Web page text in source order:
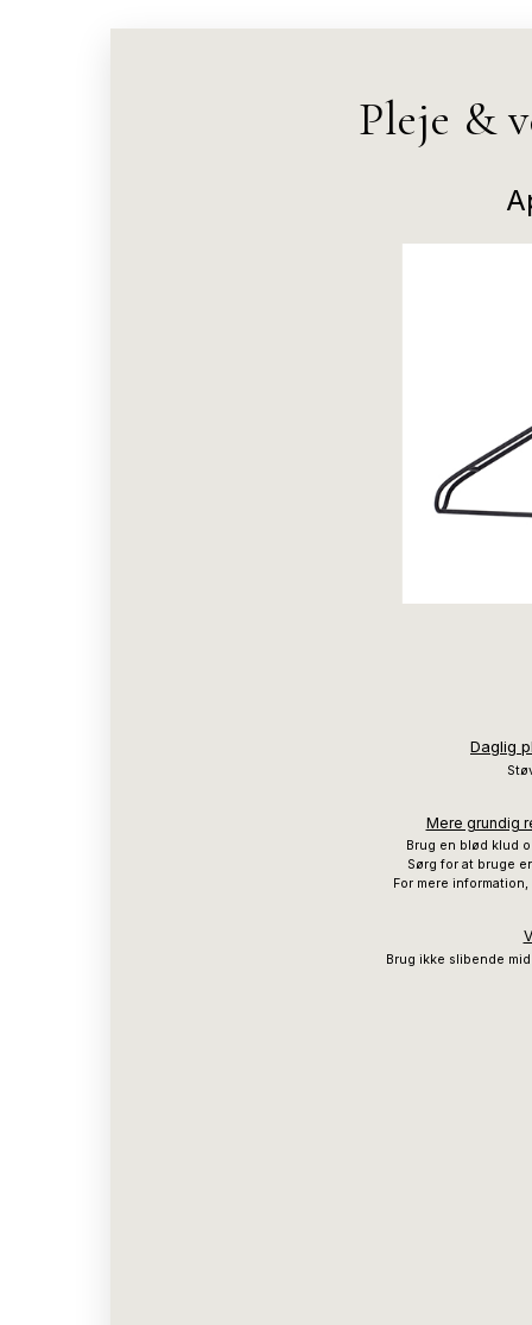
Pleje &
Daglig
Mere grundig
Brug en blød klud
Sørg for at bruge
For mere
Brug ikke slibende